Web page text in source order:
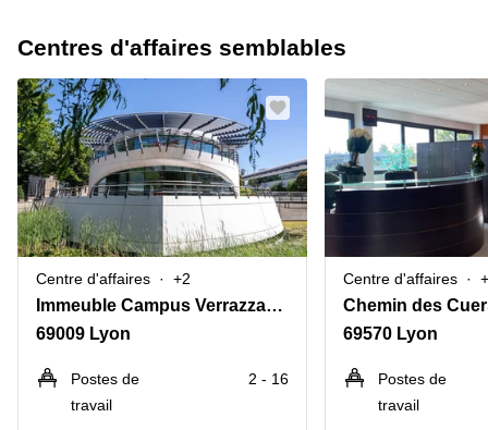
Centres d'affaires semblables
Centre d'affaires +2
Immeuble Campus Verrazzano,Bâtiment A Ground floor,3 place Giovanni da Verrazzano
69009 Lyon
Postes de
travail
2 - 16
Centre d'affaires
Chemin des
69570 Lyon
Postes de
travail